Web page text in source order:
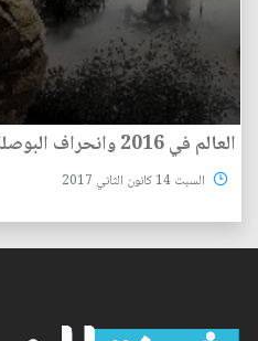
العالم في 2016 وانحراف البوصلة
السبت 14 كانون الثاني 2017